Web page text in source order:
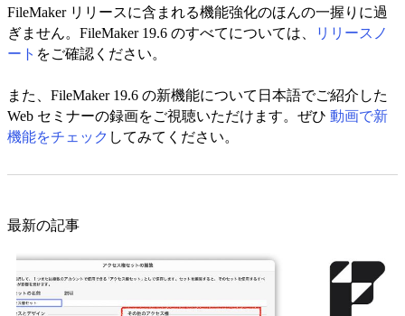
FileMaker リリースに含まれる機能強化のほんの一握りに過
ぎません。FileMaker 19.6 のすべてについては、
リリースノ
ート をご確認ください。
また、FileMaker 19.6 の新機能について日本語でご紹介した
Web セミナーの録画をご視聴いただけます。ぜひ 動画で新
機能をチェック してみてください。
最新の記事